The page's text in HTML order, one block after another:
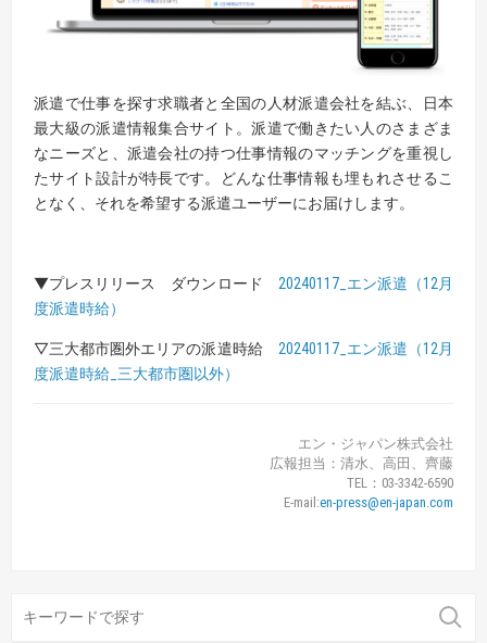
派遣で仕事を探す求職者と全国の人材派遣会社を結ぶ、日本
最大級の派遣情報集合サイト。派遣で働きたい人のさまざま
なニーズと、派遣会社の持つ仕事情報のマッチングを重視し
たサイト設計が特長です。どんな仕事情報も埋もれさせるこ
となく、それを希望する派遣ユーザーにお届けします。
▼プレスリリース ダウンロード 20240117_エン派遣（12月
度派遣時給）
▽三大都市圏外エリアの派遣時給 20240117_エン派遣（12月
度派遣時給_三大都市圏以外）
エン・ジャパン株式会社
広報担当：清水、高田、齊藤
TEL：03-3342-6590
E-mail:en-press@en-japan.com